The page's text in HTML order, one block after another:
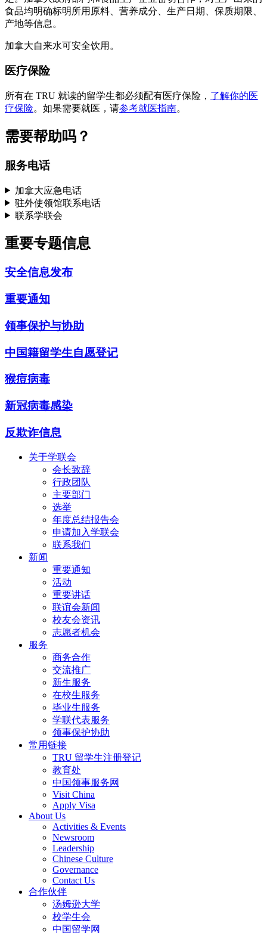
食品均明确标明所用原料、营养成分、生产日期、保质期限、
产地等信息。
加拿大自来水可安全饮用。
医疗保险
所有在 TRU 就读的留学生都必须配有医疗保险， 了解你的医
疗保险。如果需要就医，请参考就医指南。
需要帮助吗？
服务电话
加拿大应急电话
驻外使领馆联系电话
联系学联会
重要专题信息
安全信息发布
重要通知
领事保护与协助
中国籍留学生自愿登记
猴痘病毒
新冠病毒感染
反欺诈信息
关于学联会
会长致辞
行政团队
主要部门
选举
年度总结报告会
申请加入学联会
联系我们
新闻
重要通知
活动
重要讲话
联谊会新闻
校友会资讯
志愿者机会
服务
商务合作
交流推广
新生服务
在校生服务
毕业生服务
学联代表服务
领事保护协助
常用链接
TRU 留学生注册登记
教育处
中国领事服务网
Visit China
Apply Visa
About Us
Activities & Events
Newsroom
Leadership
Chinese Culture
Governance
Contact Us
合作伙伴
汤姆逊大学
校学生会
中国留学网